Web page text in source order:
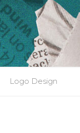
Logo Design